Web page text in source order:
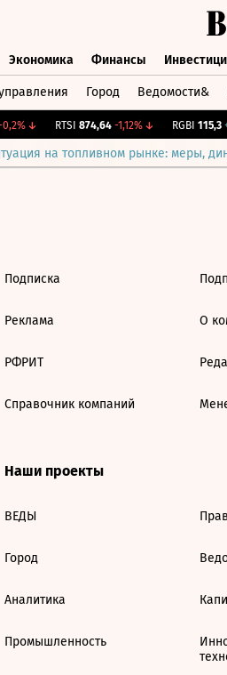
Экономика Финансы
Город Ведомости&
↓ RTSI 874,64 -1,12%↓ RGBI 115,3
на топливном рынке: меры,
Подписка
Реклама
РФРИТ
Справочник компаний
О
Наши проекты
ВЕДЫ
Город
Аналитика
Промышленность